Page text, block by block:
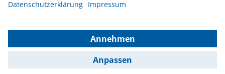
Impressum
© 2026 Portal München Betriebs GmbH & Co. KG - Ein Service der
Landeshauptstadt München und der Stadtwerke München GmbH